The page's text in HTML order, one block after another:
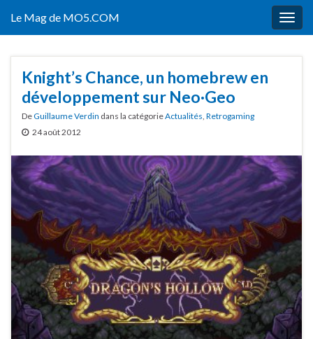
Le Mag de MO5.COM
Knight’s Chance, un homebrew en
développement sur Neo·Geo
DeGuillaume Verdin dans la catégorieActualités, Retrogaming
24 août 2012